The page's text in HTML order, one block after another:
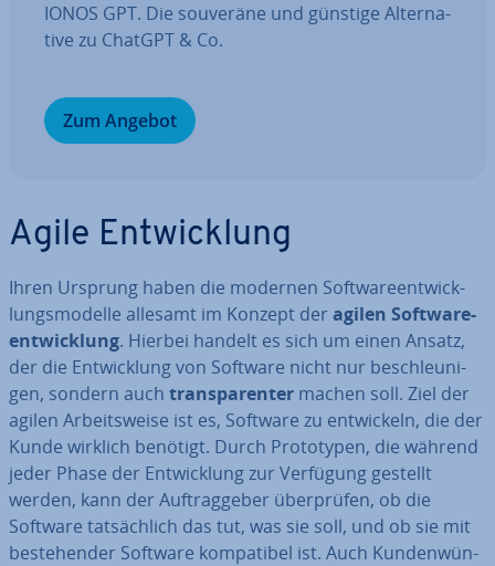
IONOS GPT. Die souveräne und günstige Al­ter­na­
ti­ve zu ChatGPT & Co.
Zum Angebot
Agile Ent­wick­lung
Ihren Ursprung haben die modernen Soft­ware­ent­wick­
lungs­mo­del­le allesamt im Konzept der agilen Soft­ware­
ent­wick­lung. Hierbei handelt es sich um einen Ansatz,
der die Ent­wick­lung von Software nicht nur be­schleu­ni­
gen, sondern auch trans­pa­ren­ter machen soll. Ziel der
agilen Ar­beits­wei­se ist es, Software zu ent­wi­ckeln, die der
Kunde wirklich benötigt. Durch Pro­to­ty­pen, die während
jeder Phase der Ent­wick­lung zur Verfügung gestellt
werden, kann der Auf­trag­ge­ber über­prü­fen, ob die
Software tat­säch­lich das tut, was sie soll, und ob sie mit
be­stehen­der Software kom­pa­ti­bel ist. Auch Kun­den­wün­